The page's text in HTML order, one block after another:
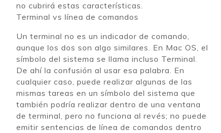
no cubrirá estas características.
Terminal vs línea de comandos
Un terminal no es un indicador de comando,
aunque los dos son algo similares. En Mac OS, el
símbolo del sistema se llama incluso Terminal.
De ahí la confusión al usar esa palabra. En
cualquier caso, puede realizar algunas de las
mismas tareas en un símbolo del sistema que
también podría realizar dentro de una ventana
de terminal, pero no funciona al revés; no puede
emitir sentencias de línea de comandos dentro